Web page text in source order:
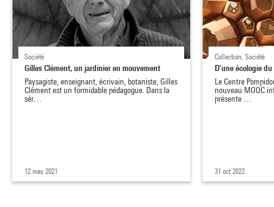
Société
Gilles Clément, un jardinier en mouvement
Paysagiste, enseignant, écrivain, botaniste, Gilles
Clément est un formidable pédagogue. Dans la
sér…
12 may 2021
Collection, Société
D’une écologie
Le Centre
nouveau MOOC
présente …
31 oct 2022